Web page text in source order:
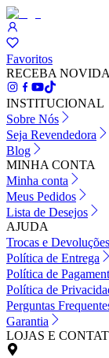
Favoritos
RECEBA
INSTITUCIONAL
Sobre Nós
Seja Revendedora
Blog
MINHA CONTA
Minha conta
Meus Pedidos
Lista de Desejos
AJUDA
Trocas e Devoluções
Política de Entrega
Política de
Política de
Perguntas
Garantia
LOJAS E